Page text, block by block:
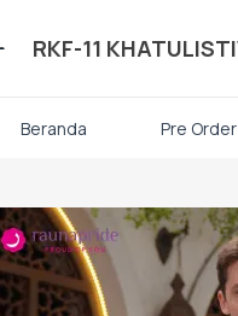
Beranda Pre Order
Kaos kaki
Mukena